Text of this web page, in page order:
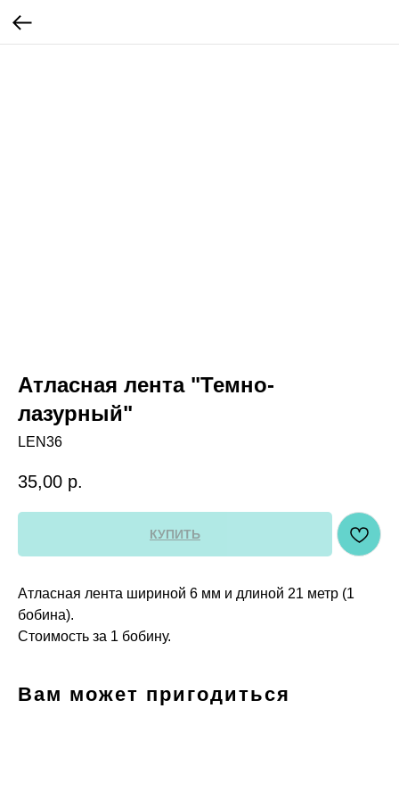
Атласная лента "Темно-
лазурный"
LEN36
35,00 р.
КУПИТЬ
Атласная лента шириной 6 мм и длиной 21 метр (1
бобина).
Стоимость за 1 бобину.
Вам может пригодиться